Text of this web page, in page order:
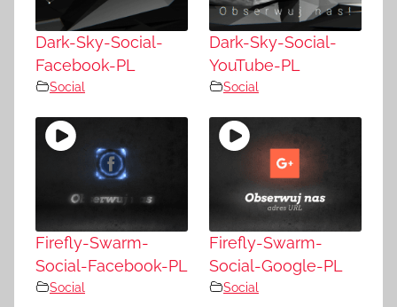
Dark-Sky-Social-
Facebook-PL
Social
Dark-Sky-Social-
YouTube-PL
Social
Firefly-Swarm-
Social-Facebook-PL
Social
Firefly-Swarm-
Social-Google-PL
Social